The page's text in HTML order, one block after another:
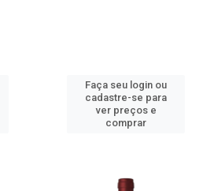
Faça seu login ou
cadastre-se para
ver preços e
comprar